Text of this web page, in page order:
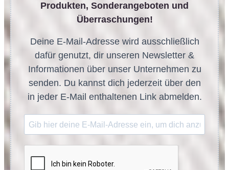
Produkten, Sonderangeboten und
Überraschungen!
Deine E-Mail-Adresse wird ausschließlich
dafür genutzt, dir unseren Newsletter &
Informationen über unser Unternehmen zu
senden. Du kannst dich jederzeit über den
in jeder E-Mail enthaltenen Link abmelden.